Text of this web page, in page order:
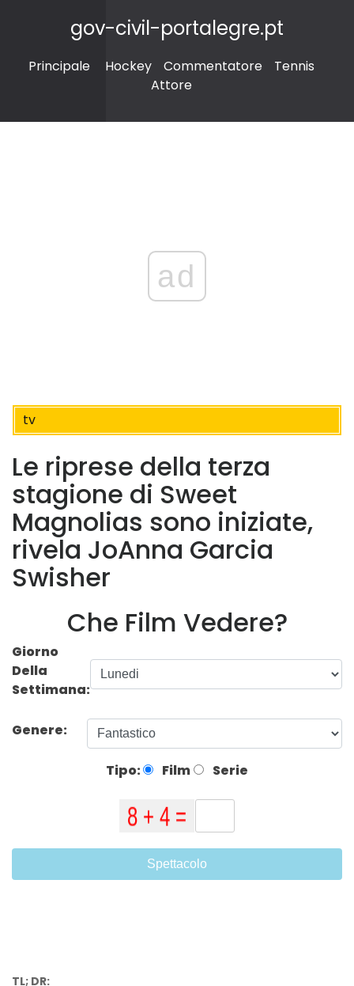
gov-civil-portalegre.pt
Principale Hockey Commentatore
Tennis
Attore
ad
tv
Le riprese della terza
stagione di Sweet
Magnolias sono iniziate,
rivela JoAnna Garcia
Swisher
Che Film Vedere?
Giorno
Della
Settimana:
Genere:
Tipo: Film Serie
Spettacolo
TL; DR: